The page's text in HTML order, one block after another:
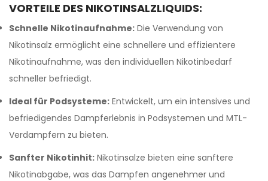
VORTEILE DES NIKOTINSALZLIQUIDS:
Schnelle Nikotinaufnahme: Die Verwendung von
Nikotinsalz ermöglicht eine schnellere und effizientere
Nikotinaufnahme, was den individuellen Nikotinbedarf
schneller befriedigt.
Ideal für Podsysteme: Entwickelt, um ein intensives und
befriedigendes Dampferlebnis in Podsystemen und MTL-
Verdampfern zu bieten.
Sanfter Nikotinhit: Nikotinsalze bieten eine sanftere
Nikotinabgabe, was das Dampfen angenehmer und